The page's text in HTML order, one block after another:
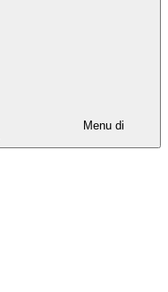
Menu di